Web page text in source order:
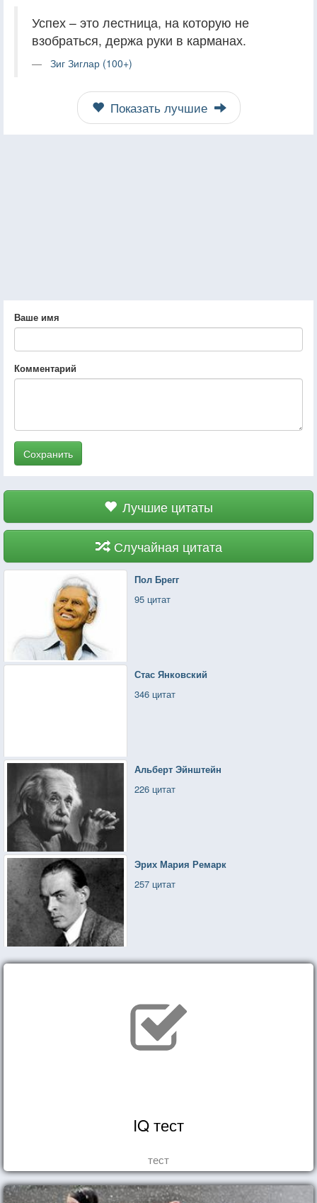
Успех – это лестница, на которую не
взобраться, держа руки в карманах.
Зиг Зиглар (100+)
Показать лучшие
Ваше имя
Комментарий
Сохранить
Лучшие цитаты
Случайная цитата
Пол Брегг
95 цитат
Стас Янковский
346 цитат
Альберт Эйнштейн
226 цитат
Эрих Мария Ремарк
257 цитат
IQ тест
тест